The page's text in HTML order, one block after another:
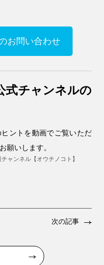
お問い合わせ
式チャンネルの
ントを動画でご覧いただ
願いします。
次の記事